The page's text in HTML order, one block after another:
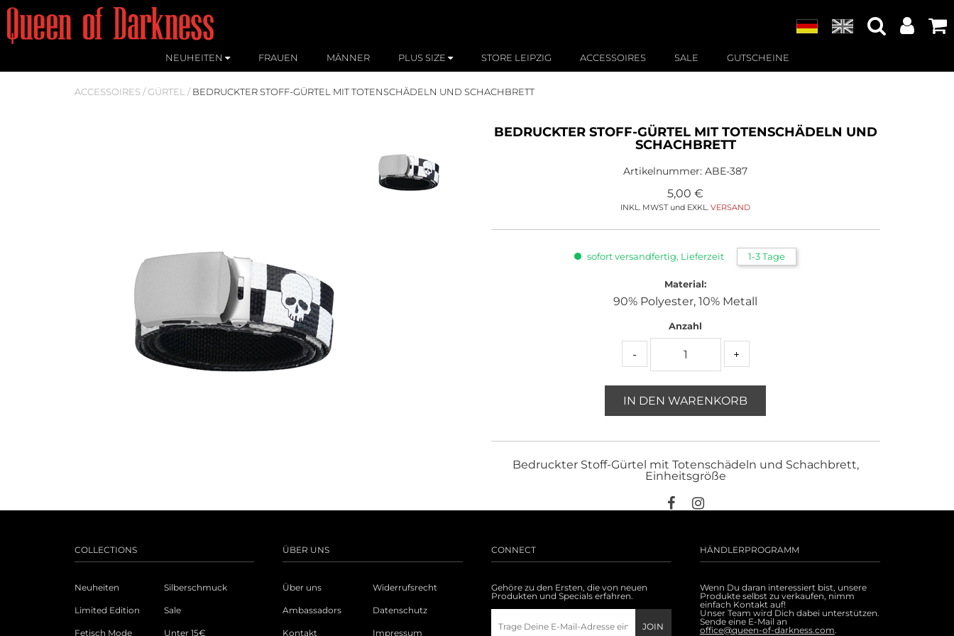
NEUHEITEN FRAUEN MÄNNER PLUS SIZE STORE LEIPZIG ACCESSOIRES SALE GUTSCHEINE
ACCESSOIRES / GÜRTEL / BEDRUCKTER STOFF-GÜRTEL MIT TOTENSCHÄDELN UND SCHACHBRETT
BEDRUCKTER STOFF-GÜRTEL MIT TOTENSCHÄDELN UND
SCHACHBRETT
Artikelnummer:ABE-387
5,00 €
INKL. MWST und EXKL.VERSAND
sofort versandfertig, Lieferzeit 1-3 Tage
Material:
90% Polyester, 10% Metall
Anzahl
- +
IN DEN WARENKORB
Bedruckter Stoff-Gürtel mit Totenschädeln und Schachbrett,
Einheitsgröße
COLLECTIONS
Neuheiten
Limited Edition
Fetisch Mode
Silberschmuck
Sale
Unter 15€
ÜBER UNS
Über uns
Ambassadors
Kontakt
Widerrufsrecht
Datenschutz
Impressum
CONNECT
Gehöre zu den Ersten, die von neuen
Produkten und Specials erfahren.
HÄNDLERPROGRAMM
Wenn Du daran interessiert bist, unsere
Produkte selbst zu verkaufen, nimm
einfach Kontakt auf!
Unser Team wird Dich dabei unterstützen.
Sende eine E-Mail an
office@queen-of-darkness.com.